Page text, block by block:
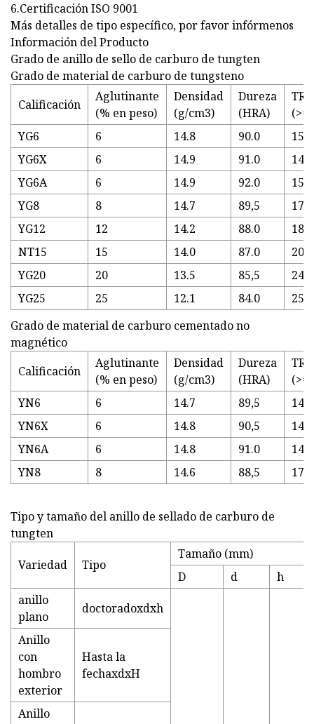
6.Certificación ISO 9001
Más detalles de tipo específico, por favor infórmenos
Información del Producto
Grado de anillo de sello de carburo de tungten
Grado de material de carburo de tungsteno
Calificación
Aglutinante
(% en peso)
Densidad
(g/cm3)
Dureza
(HRA)
TRS
YG6
6 14.8 90.0
YG6X
6 14.9 91.0
YG6A
6 14.9 92.0
YG8
8 14.7 89,5
YG12
12 14.2 88.0
NT15
15 14.0 87.0
YG20
20 13.5 85,5
YG25
25 12.1 84.0
Grado de material de carburo cementado no
magnético
Calificación
Aglutinante
(% en peso)
Densidad
(g/cm3)
Dureza
(HRA)
TRS
YN6
6 14.7 89,5
YN6X
6 14.8 90,5
YN6A
6 14.8 91.0
YN8
8 14.6 88,5
Tipo y tamaño del anillo de sellado de carburo de
tungten
Variedad Tipo
Tamaño (mm)
D
d
h
anillo
plano
doctoradoxdxh
Anillo
con
hombro
exterior
Hasta la
fechaxdxH
Anillo